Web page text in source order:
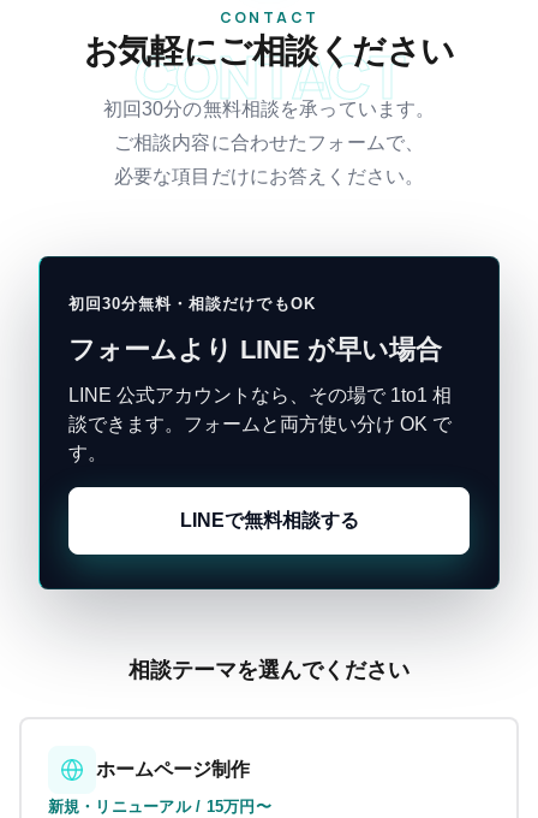
CONTACT
CONTACT
お気軽にご相談ください
初回30分の無料相談を承っています。
ご相談内容に合わせたフォームで、
必要な項目だけにお答えください。
初回30分無料・相談だけでもOK
フォームより LINE が早い場合
LINE 公式アカウントなら、その場で 1to1 相
談できます。フォームと両方使い分け OK で
す。
LINEで無料相談する
相談テーマを選んでください
ホームページ制作
新規・リニューアル / 15万円〜